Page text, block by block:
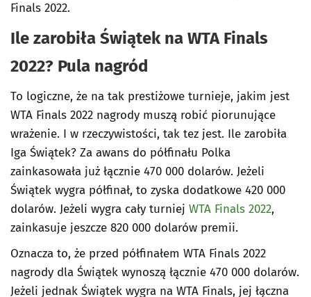
Finals 2022.
Ile zarobiła Świątek na WTA Finals
2022? Pula nagród
To logiczne, że na tak prestiżowe turnieje, jakim jest
WTA Finals 2022 nagrody muszą robić piorunujące
wrażenie. I w rzeczywistości, tak tez jest. Ile zarobiła
Iga Świątek? Za awans do półfinału Polka
zainkasowała już łącznie 470 000 dolarów. Jeżeli
Świątek wygra półfinał, to zyska dodatkowe 420 000
dolarów. Jeżeli wygra cały turniej WTA Finals 2022,
zainkasuje jeszcze 820 000 dolarów premii.
Oznacza to, że przed półfinałem WTA Finals 2022
nagrody dla Świątek wynoszą łącznie 470 000 dolarów.
Jeżeli jednak Świątek wygra na WTA Finals, jej łączna